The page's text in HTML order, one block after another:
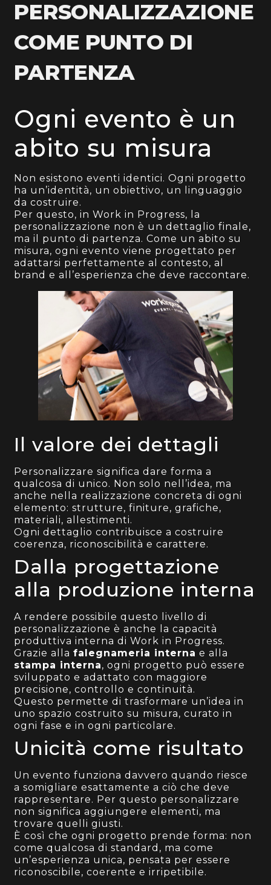
PERSONALIZZAZIONE
COME PUNTO DI
PARTENZA
Ogni evento è un
abito su misura
Non esistono eventi identici. Ogni progetto
ha un’identità, un obiettivo, un linguaggio
da costruire.
Per questo, in Work in Progress, la
personalizzazione non è un dettaglio finale,
ma il punto di partenza. Come un abito su
misura, ogni evento viene progettato per
adattarsi perfettamente al contesto, al
brand e all’esperienza che deve raccontare.
Il valore dei dettagli
Personalizzare significa dare forma a
qualcosa di unico. Non solo nell’idea, ma
anche nella realizzazione concreta di ogni
elemento: strutture, finiture, grafiche,
materiali, allestimenti.
Ogni dettaglio contribuisce a costruire
coerenza, riconoscibilità e carattere.
Dalla progettazione
alla produzione interna
A rendere possibile questo livello di
personalizzazione è anche la capacità
produttiva interna di Work in Progress.
Grazie allafalegnameria interna e alla
stampa interna, ogni progetto può essere
sviluppato e adattato con maggiore
precisione, controllo e continuità.
Questo permette di trasformare un’idea in
uno spazio costruito su misura, curato in
ogni fase e in ogni particolare.
Unicità come risultato
Un evento funziona davvero quando riesce
a somigliare esattamente a ciò che deve
rappresentare. Per questo personalizzare
non significa aggiungere elementi, ma
trovare quelli giusti.
È così che ogni progetto prende forma: non
come qualcosa di standard, ma come
un’esperienza unica, pensata per essere
riconoscibile, coerente e irripetibile.